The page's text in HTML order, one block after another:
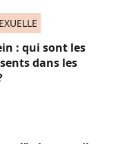
: qui sont les
dans les